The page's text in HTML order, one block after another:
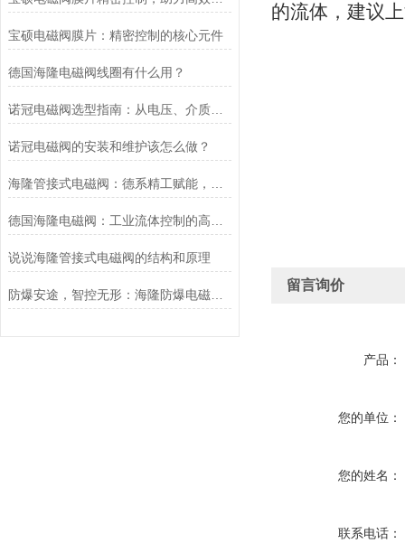
宝硕电磁阀膜片：精密控制的核心元件
德国海隆电磁阀线圈有什么用？
诺冠电磁阀选型指南：从电压、介质到防爆等级的精准匹配
诺冠电磁阀的安装和维护该怎么做？
说说海隆管接式电磁阀的结构和原理
防爆安途，智控无形：海隆防爆电磁阀，危险区域的可靠卫士
的流体，建议
留言询价
产品：
您的单位：
您的姓名：
联系电话：